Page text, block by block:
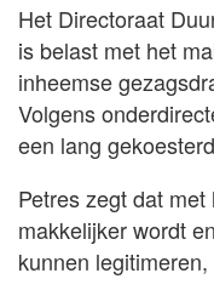
Het Directoraat
is belast met het
inheemse
Volgens
een lang
Petres zegt dat
makkelijker wordt
kunnen